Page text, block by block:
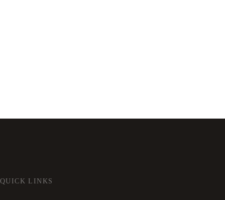
QUICK LINKS